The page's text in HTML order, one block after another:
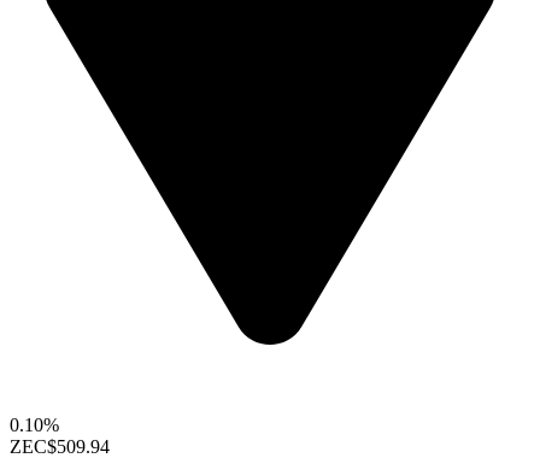
0.10%
ZEC$509.94